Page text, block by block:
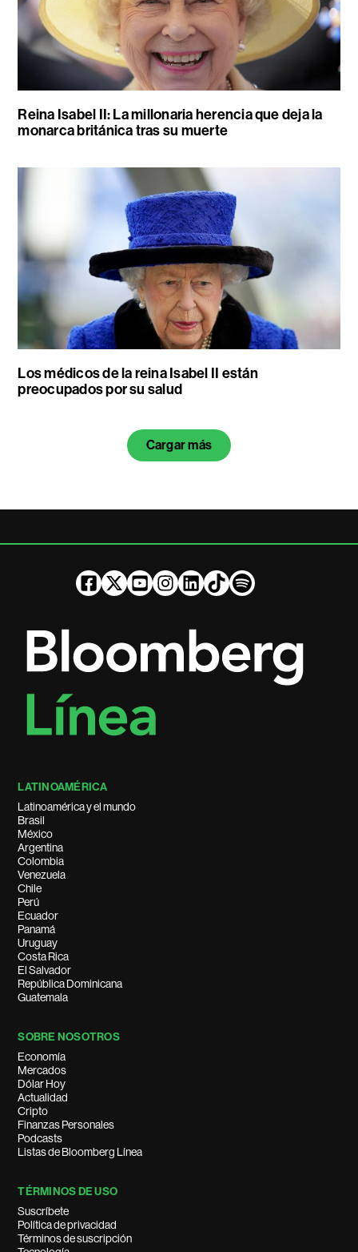
Reina Isabel II: La millonaria herencia que deja la
monarca británica tras su muerte
Los médicos de la reina Isabel II están
preocupados por su salud
Cargar más
LATINOAMÉRICA
Latinoamérica y el mundo
Brasil
México
Argentina
Colombia
Venezuela
Chile
Perú
Ecuador
Panamá
Uruguay
Costa Rica
El Salvador
República Dominicana
Guatemala
SOBRE NOSOTROS
Economía
Mercados
Dólar Hoy
Actualidad
Cripto
Finanzas Personales
Podcasts
Listas de Bloomberg Línea
TÉRMINOS DE USO
Suscríbete
Política de privacidad
Términos de suscripción